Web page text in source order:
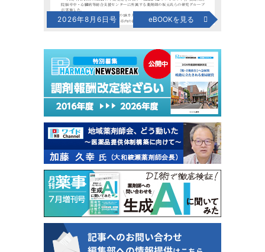
2026年8月6日号 eBOOKを見る